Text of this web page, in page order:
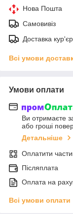
Нова Пошта
Самовивіз
Доставка
Всі умови
Умови оплати
Ви отримаєте
або гроші
Детальніше
Оплатити
Післяплата
Оплата на
Всі умови оплати